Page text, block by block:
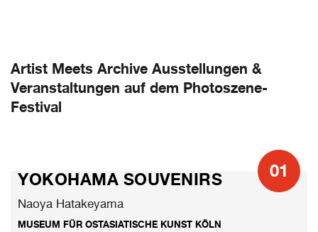
Artist Meets Archive Ausstellungen &
Veranstaltungen auf dem Photoszene-
Festival
01
YOKOHAMA SOUVENIRS
Naoya Hatakeyama
MUSEUM FÜR OSTASIATISCHE KUNST KÖLN